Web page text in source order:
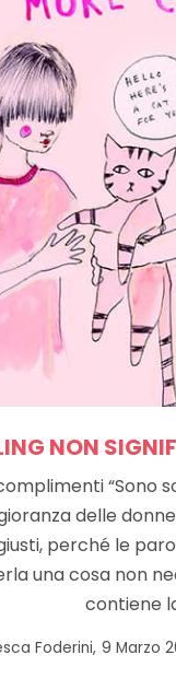
NON
“Sono
delle
perché le
una cosa non
contiene
Foderini Posted
9 Marzo